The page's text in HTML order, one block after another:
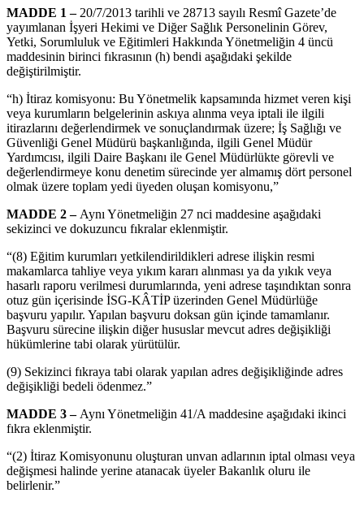
MADDE 1 –20/7/2013 tarihli ve 28713 sayılı Resmî Gazete’de
yayımlanan İşyeri Hekimi ve Diğer Sağlık Personelinin Görev,
Yetki, Sorumluluk ve Eğitimleri Hakkında Yönetmeliğin 4 üncü
maddesinin birinci fıkrasının (h) bendi aşağıdaki şekilde
değiştirilmiştir.
“h) İtiraz komisyonu: Bu Yönetmelik kapsamında hizmet veren kişi
veya kurumların belgelerinin askıya alınma veya iptali ile ilgili
itirazlarını değerlendirmek ve sonuçlandırmak üzere; İş Sağlığı ve
Güvenliği Genel Müdürü başkanlığında, ilgili Genel Müdür
Yardımcısı, ilgili Daire Başkanı ile Genel Müdürlükte görevli ve
değerlendirmeye konu denetim sürecinde yer almamış dört personel
olmak üzere toplam yedi üyeden oluşan komisyonu,”
MADDE 2 – Aynı Yönetmeliğin 27 nci maddesine aşağıdaki
sekizinci ve dokuzuncu fıkralar eklenmiştir.
“(8) Eğitim kurumları yetkilendirildikleri adrese ilişkin resmi
makamlarca tahliye veya yıkım kararı alınması ya da yıkık veya
hasarlı raporu verilmesi durumlarında, yeni adrese taşındıktan sonra
otuz gün içerisinde İSG-KÂTİP üzerinden Genel Müdürlüğe
başvuru yapılır. Yapılan başvuru doksan gün içinde tamamlanır.
Başvuru sürecine ilişkin diğer hususlar mevcut adres değişikliği
hükümlerine tabi olarak yürütülür.
(9) Sekizinci fıkraya tabi olarak yapılan adres değişikliğinde adres
değişikliği bedeli ödenmez.”
MADDE 3 – Aynı Yönetmeliğin 41/A maddesine aşağıdaki ikinci
fıkra eklenmiştir.
“(2) İtiraz Komisyonunu oluşturan unvan adlarının iptal olması veya
değişmesi halinde yerine atanacak üyeler Bakanlık oluru ile
belirlenir.”